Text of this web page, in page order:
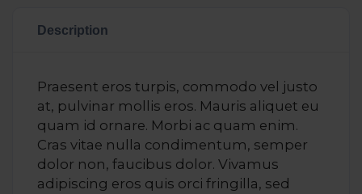
Description
Praesent eros turpis, commodo vel justo
at, pulvinar mollis eros. Mauris aliquet eu
quam id ornare. Morbi ac quam enim.
Cras vitae nulla condimentum, semper
dolor non, faucibus dolor. Vivamus
adipiscing eros quis orci fringilla, sed